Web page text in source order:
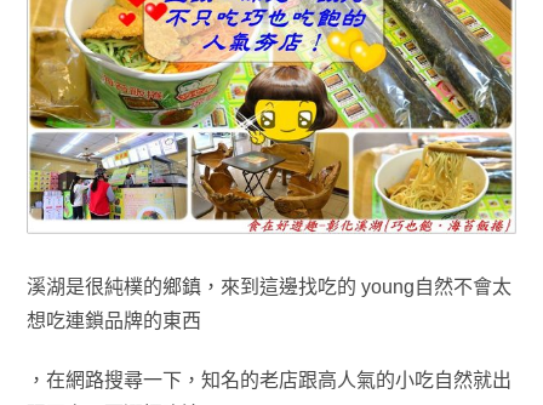
溪湖是很純樸的鄉鎮，來到這邊找吃的 young自然不會太
想吃連鎖品牌的東西
，在網路搜尋一下， 知名的老店跟高人氣的小吃自然就出